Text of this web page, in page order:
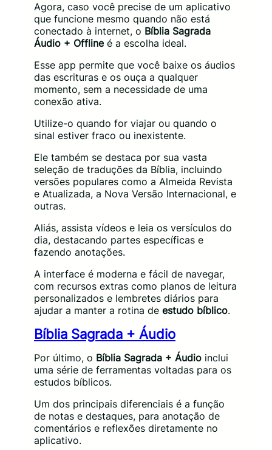
Agora, caso você precise de um aplicativo
que funcione mesmo quando não está
conectado à internet, o Bíblia Sagrada
Áudio + Offlineé a escolha ideal.
Esse app permite que você baixe os áudios
das escrituras e os ouça a qualquer
momento, sem a necessidade de uma
conexão ativa.
Utilize-o quando for viajar ou quando o
sinal estiver fraco ou inexistente.
Ele também se destaca por sua vasta
seleção de traduções da Bíblia, incluindo
versões populares como a Almeida Revista
e Atualizada, a Nova Versão Internacional, e
outras.
Aliás, assista vídeos e leia os versículos do
dia, destacando partes específicas e
fazendo anotações.
A interface é moderna e fácil de navegar,
com recursos extras como planos de leitura
personalizados e lembretes diários para
ajudar a manter a rotina de estudo bíblico.
Bíblia Sagrada + Áudio
Por último, o Bíblia Sagrada + Áudio inclui
uma série de ferramentas voltadas para os
estudos bíblicos.
Um dos principais diferenciais é a função
de notas e destaques, para anotação de
comentários e reflexões diretamente no
aplicativo.